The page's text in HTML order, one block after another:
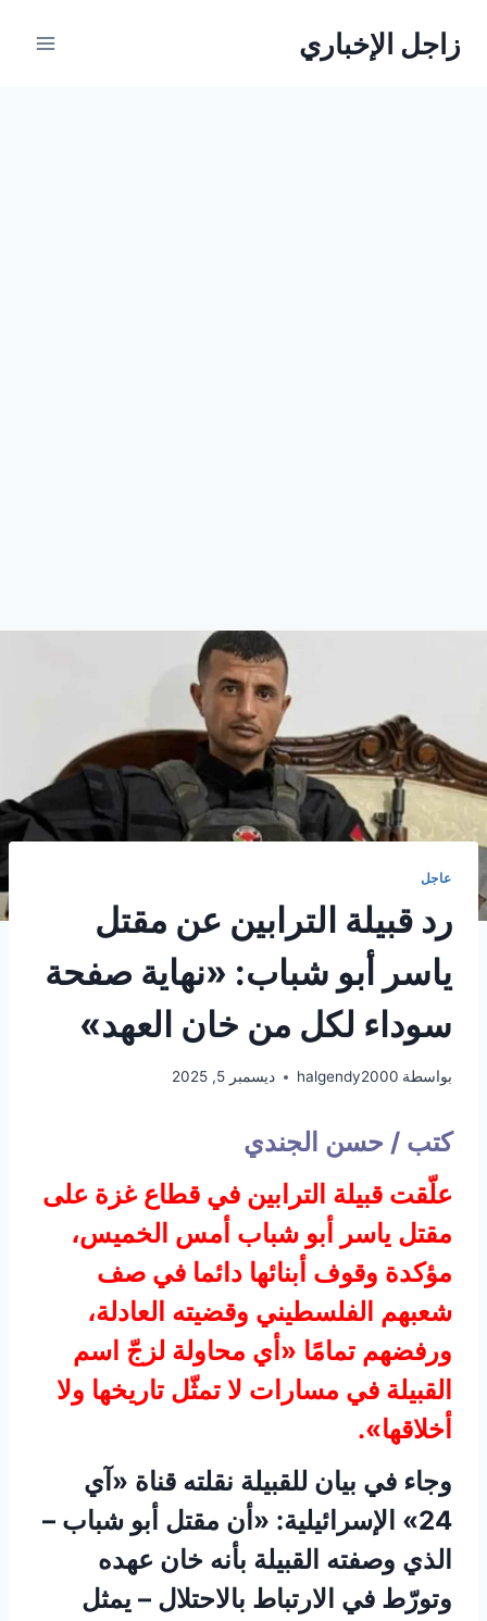
زاجل الإخباري
عاجل
رد قبيلة الترابين عن مقتل
ياسر أبو شباب: «نهاية صفحة
سوداء لكل من خان العهد»
بواسطة halgendy2000 ديسمبر 5, 2025
كتب / حسن الجندي
علّقت قبيلة الترابين في قطاع غزة على
مقتل ياسر أبو شباب أمس الخميس،
مؤكدة وقوف أبنائها دائما في صف
شعبهم الفلسطيني وقضيته العادلة،
ورفضهم تمامًا «أي محاولة لزجّ اسم
القبيلة في مسارات لا تمثّل تاريخها ولا
أخلاقها».
وجاء في بيان للقبيلة نقلته قناة «آي
24» الإسرائيلية: «أن مقتل أبو شباب –
الذي وصفته القبيلة بأنه خان عهده
وتورّط في الارتباط بالاحتلال – يمثل